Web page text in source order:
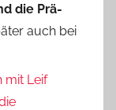
die Prä-
auch bei
mit Leif